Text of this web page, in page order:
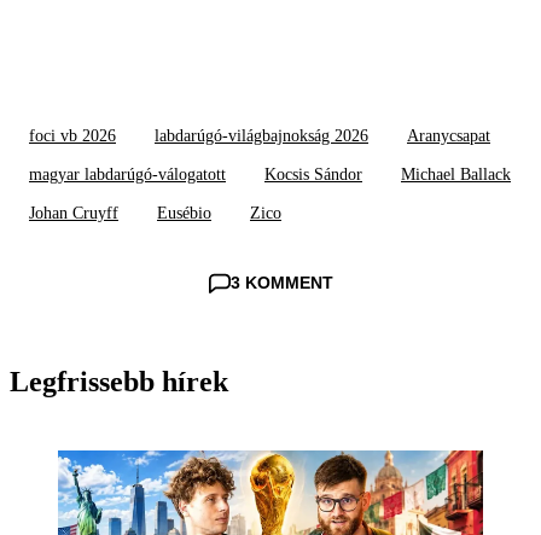
foci vb 2026 labdarúgó-világbajnokság 2026 Aranycsapat
magyar labdarúgó-válogatott Kocsis Sándor Michael Ballack
Johan Cruyff Eusébio Zico
3 KOMMENT
Legfrissebb hírek